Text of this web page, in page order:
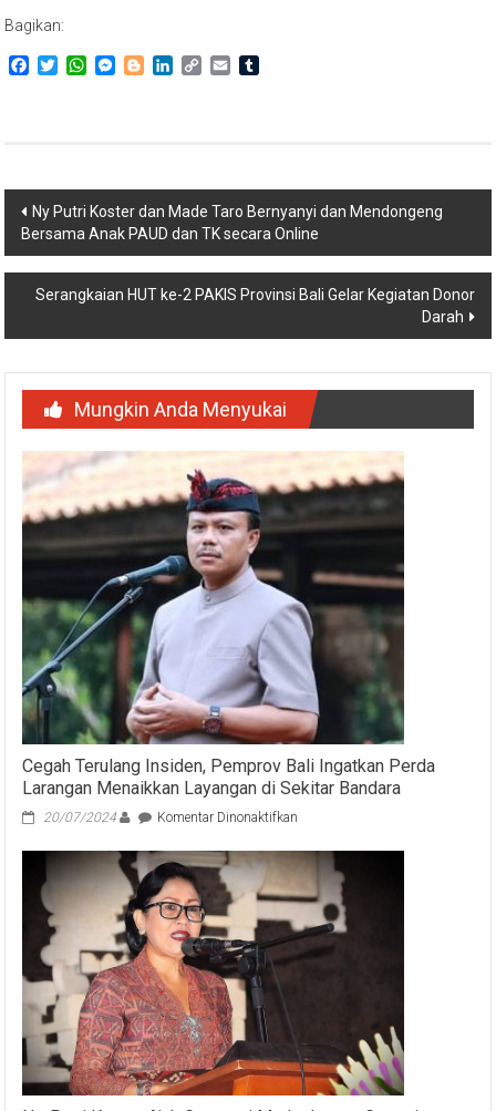
Bagikan:
Facebook
TwitterWhatsApp
Messenger
BloggerLinkedIn
CopyEmail
Navigasi
pos
Ny Putri Koster dan Made Taro Bernyanyi dan Mendongeng
Bersama Anak PAUD dan TK secara Online
Serangkaian HUT ke-2 PAKIS Provinsi Bali Gelar Kegiatan Donor
Darah
Mungkin Anda Menyukai
Cegah Terulang Insiden, Pemprov Bali Ingatkan Perda
Larangan Menaikkan Layangan di Sekitar Bandara
20/07/2024 Komentar Dinonaktifkan
Terulang
Insiden,
Pemprov
Ingatkan
Perda
Sekitar
Bandara